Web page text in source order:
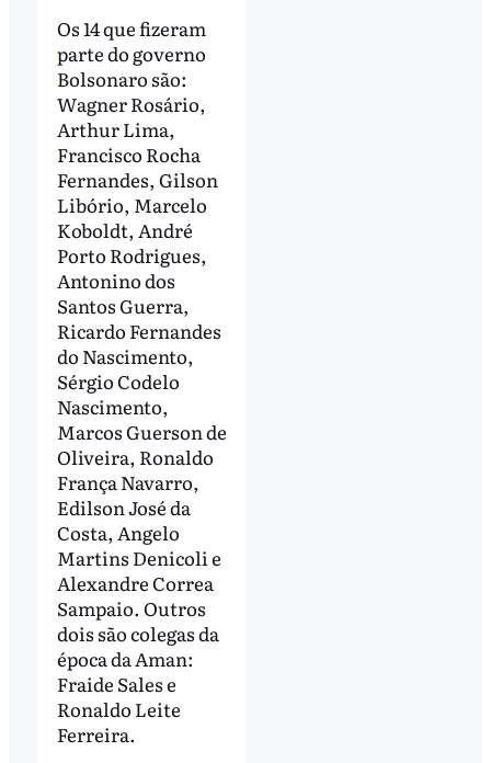
Os 14 que fizeram
parte do governo
Bolsonaro são:
Wagner Rosário,
Arthur Lima,
Francisco Rocha
Fernandes, Gilson
Libório, Marcelo
Koboldt, André
Porto Rodrigues,
Antonino dos
Santos Guerra,
Ricardo Fernandes
do Nascimento,
Sérgio Codelo
Nascimento,
Marcos Guerson de
Oliveira, Ronaldo
França Navarro,
Edilson José da
Costa, Angelo
Martins Denicoli e
Alexandre Correa
Sampaio. Outros
dois são colegas da
época da Aman:
Fraide Sales e
Ronaldo Leite
Ferreira.